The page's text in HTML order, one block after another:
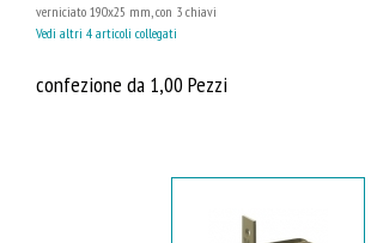
verniciato 190x25 mm, con 3 chiavi
Vedi altri 4 articoli collegati
confezione da 1,00 Pezzi